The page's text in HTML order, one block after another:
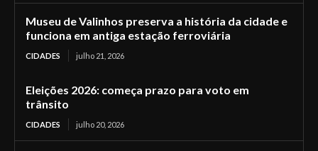
Museu de Valinhos preserva a história da cidade e
funciona em antiga estação ferroviária
CIDADES julho 21, 2026
Eleições 2026: começa prazo para voto em
trânsito
CIDADES julho 20, 2026